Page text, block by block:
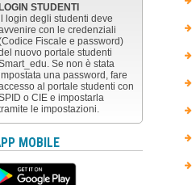
STUDENTI
login degli studenti deve
con le credenziali
Fiscale e password)
nuovo portale studenti
Se non è stata
una password, fare
al portale studenti con
o CIE e impostarla
le impostazioni.
MOBILE